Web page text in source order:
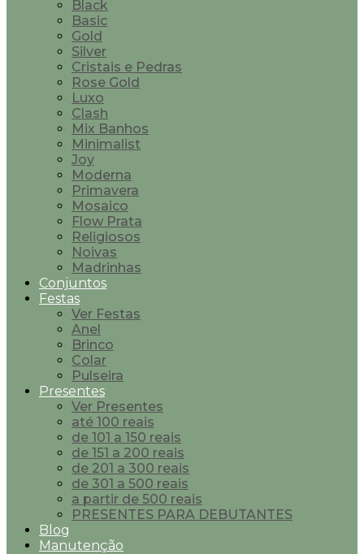
Black
Basic
Gold
Silver
Cristais e Pedras
Rose Gold
Luxo
Clash
Mix Banhos
Minimalist
Joy
Moderna
Primavera
Mosaico
Flow Prata
Religiosos
Noivas
Madrinhas
Conjuntos
Festas
Ver Festas
Anel
Brinco
Colar
Pulseira
Presentes
Ver Presentes
até 100 reais
de 101 a 150 reais
de 151 a 200 reais
de 201 a 300 reais
de 301 a 500 reais
a partir de 500 reais
PRESENTES PARA DEBUTANTES
Blog
Manutenção